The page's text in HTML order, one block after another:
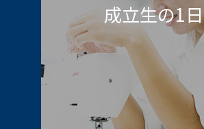
成立生の1日